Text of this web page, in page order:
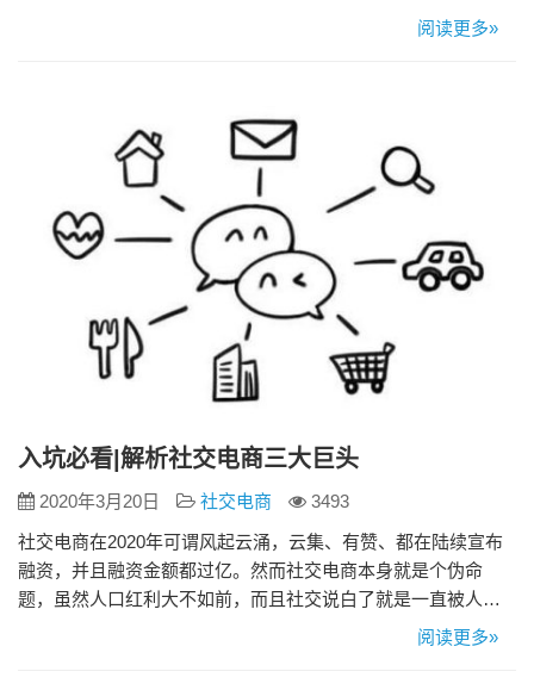
等品类精选商品。我们通过在商业模式、供应链、流量、培训
单”，最终将公主购发展…
阅读更多»
入坑必看|解析社交电商三大巨头
2020年3月20日 社交电商
3493
社交电商在2020年可谓风起云涌，云集、有赞、都在陆续宣布
融资，并且融资金额都过亿。然而社交电商本身就是个伪命
题，虽然人口红利大不如前，而且社交说白了就是一直被人所
反感的微商，刷屏、商品质量差，传销即视感。 但是有需求就
阅读更多»